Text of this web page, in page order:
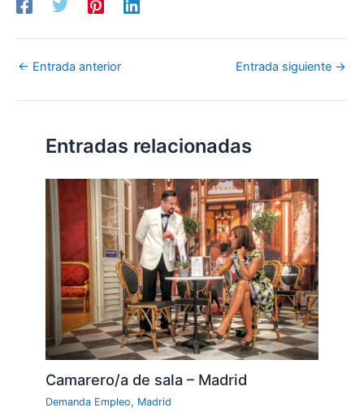
← Entrada anterior Entrada siguiente →
Entradas relacionadas
Camarero/a de sala – Madrid
Demanda Empleo, Madrid